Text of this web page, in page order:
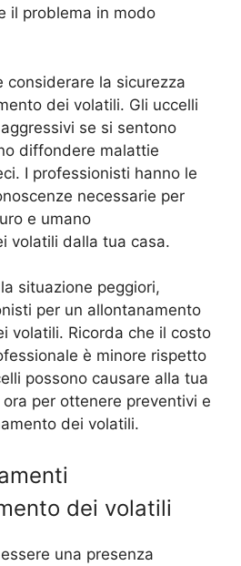
il problema in modo
considerare la sicurezza
dei volatili. Gli uccelli
se si sentono
diffondere malattie
I professionisti hanno le
necessarie per
e umano
volatili dalla tua casa.
situazione peggiori,
per un allontanamento
volatili. Ricorda che il costo
è minore rispetto
possono causare alla tua
per ottenere preventivi e
dei volatili.
dei volatili
una presenza